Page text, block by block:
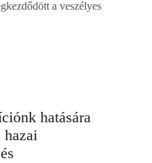
a veszélyes
hatására